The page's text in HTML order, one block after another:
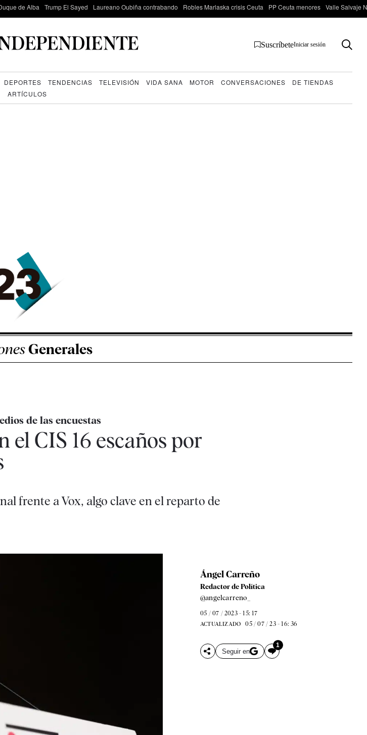
de Alba Trump El Sayed Laureano Oubiña contrabando Robles Marlaska crisis Ceuta PP Ceuta menores Valle Salvaje
SuscríbeteIniciar sesión
DEPORTES TENDENCIAS TELEVISIÓN VIDA SANA MOTOR CONVERSACIONES
DE TIENDAS
ARTÍCULOS
Generales
de las encuestas
el CIS 16 escaños por
frente a Vox, algo clave en el reparto de
Ángel Carreño
Redactor de Política
@angelcarreno_
05 / 07 / 2023 - 15: 17
ACTUALIZADO 05 / 07 / 23 - 16: 36
Seguir en
1